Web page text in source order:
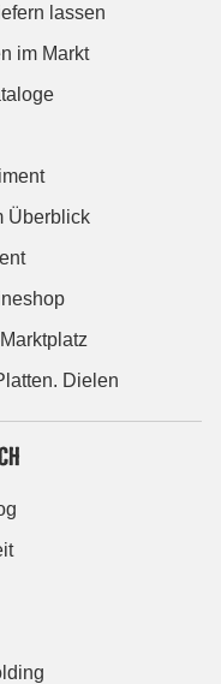
lassen
im Markt
Überblick
Dielen